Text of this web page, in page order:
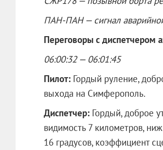
ПАН-ПАН — сигнал
Переговоры с диспетчером
06:00:32 — 06:01:45
Пилот: Гордый руление,
выхода на Симферополь.
Диспетчер: Гордый, доброе
видимость 7 километров,
16 градусов, коэффициент